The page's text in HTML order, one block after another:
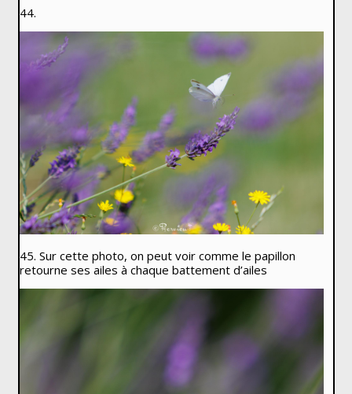
44.
45. Sur cette photo, on peut voir comme le papillon
retourne ses ailes à chaque battement d’ailes